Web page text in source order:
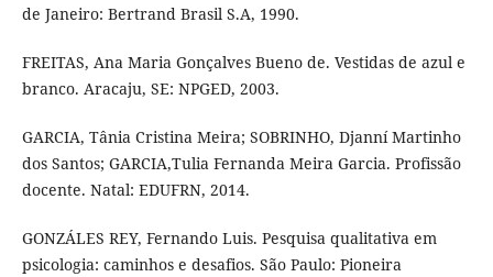
de Janeiro: Bertrand Brasil S.A, 1990.
FREITAS, Ana Maria Gonçalves Bueno de. Vestidas de azul e
branco. Aracaju, SE: NPGED, 2003.
GARCIA, Tânia Cristina Meira; SOBRINHO, Djanní Martinho
dos Santos; GARCIA,Tulia Fernanda Meira Garcia. Profissão
docente. Natal: EDUFRN, 2014.
GONZÁLES REY, Fernando Luis. Pesquisa qualitativa em
psicologia: caminhos e desafios. São Paulo: Pioneira